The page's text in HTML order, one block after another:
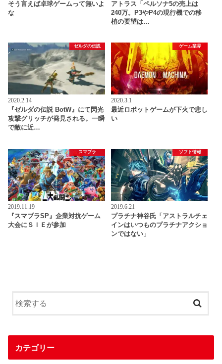
そう言えば卓球ゲームって無いよ
な
アトラス「ペルソナ5の売上は
240万。P3やP4の現行機での移
植の要望は…
ゼルダの伝説
2020.2.14
『ゼルダの伝説 BotW』にて閃光
攻撃グリッチが発見される。一瞬
で敵に近…
ゲーム業界
2020.3.1
最近ロボットゲームが下火で悲し
い
スマブラ
2019.11.19
『スマブラSP』企業対抗ゲーム
大会にＳＩＥが参加
ソフト情報
2019.6.21
プラチナ神谷氏「アストラルチェ
インはいつものプラチナアクショ
ンではない」
カテゴリー